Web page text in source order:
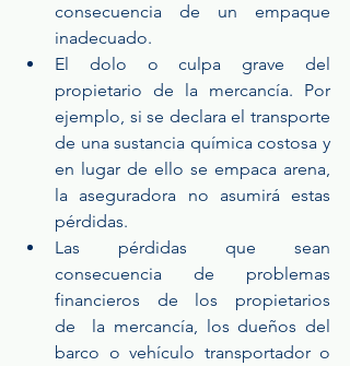
consecuencia de un empaque
inadecuado.
El dolo o culpa grave del
propietario de la mercancía. Por
ejemplo, si se declara el transporte
de una sustancia química costosa y
en lugar de ello se empaca arena,
la aseguradora no asumirá estas
pérdidas.
Las  pérdidas  que  sean
consecuencia  de  problemas
financieros  de  los  propietarios
de  la mercancía, los dueños del
barco o vehículo transportador o